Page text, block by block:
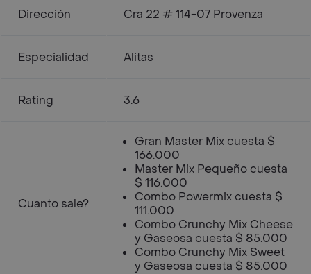
Dirección Cra 22 # 114-07 Provenza
Especialidad Alitas
Rating 3.6
Cuanto sale?
Gran Master Mix cuesta $
166.000
Master Mix Pequeño cuesta
$ 116.000
Combo Powermix cuesta $
111.000
Combo Crunchy Mix Cheese
y Gaseosa cuesta $ 85.000
Combo Crunchy Mix Sweet
y Gaseosa cuesta $ 85.000